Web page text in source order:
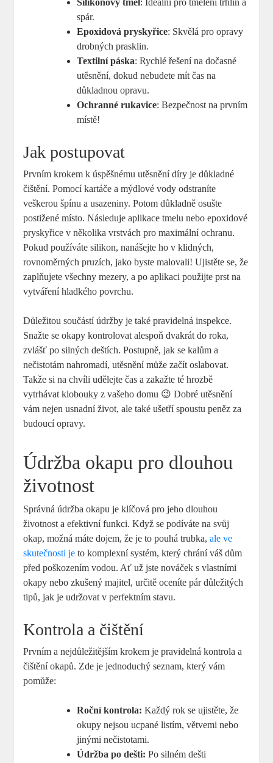
Silikonový tmel : Ideální pro tmelení trhlin a
spár.
Epoxidová pryskyřice: Skvělá pro opravy
drobných prasklin.
Textilní páska: Rychlé řešení na dočasné
utěsnění, dokud nebudete mít čas na
důkladnou opravu.
Ochranné rukavice: Bezpečnost na prvním
místě!
Jak postupovat
Prvním krokem k úspěšnému utěsnění díry je důkladné
čištění. Pomocí kartáče a mýdlové vody odstraníte
veškerou špínu a usazeniny. Potom důkladně osušte
postižené místo. Následuje aplikace tmelu nebo epoxidové
pryskyřice v několika vrstvách pro maximální ochranu.
Pokud používáte silikon, nanášejte ho v klidných,
rovnoměrných pruzích, jako byste malovali! Ujistěte se, že
zaplňujete všechny mezery, a po aplikaci použijte prst na
vytváření hladkého povrchu.
Důležitou součástí údržby je také pravidelná inspekce.
Snažte se okapy kontrolovat alespoň dvakrát do roka,
zvlášť po silných deštích. Postupně, jak se kalům a
nečistotám nahromadí, utěsnění může začít oslabovat.
Takže si na chvíli udělejte čas a zakažte té hrozbě
vytrhávat klobouky z vašeho domu 😉 Dobré utěsnění
vám nejen usnadní život, ale také ušetří spoustu peněz za
budoucí opravy.
Údržba okapu pro dlouhou
životnost
Správná údržba okapu je klíčová pro jeho dlouhou
životnost a efektivní funkci. Když se podíváte na svůj
okap, možná máte dojem, že je to pouhá trubka,ale ve
skutečnosti je to komplexní systém, který chrání váš dům
před poškozením vodou. Ať už jste nováček s vlastními
okapy nebo zkušený majitel, určitě oceníte pár důležitých
tipů, jak je udržovat v perfektním stavu.
Kontrola a čištění
Prvním a nejdůležitějším krokem je pravidelná kontrola a
čištění okapů. Zde je jednoduchý seznam, který vám
pomůže:
Roční kontrola: Každý rok se ujistěte, že
okupy nejsou ucpané listím, větvemi nebo
jinými nečistotami.
Údržba po dešti: Po silném dešti